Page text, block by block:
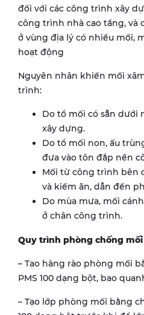
đối với các công trình xây
công trình nhà cao tầng, và
ở vùng địa lý có nhiều mối,
hoạt động
Nguyên nhân khiến mối
trình:
Do tổ mối có sẵn
xây dựng.
Do tổ mối non, ấu
đưa vào tôn đắp nền
Mối từ công trình bên
và kiếm ăn, dẫn đến
Do mùa mưa, mối
ở chân công trình.
Quy trình phòng chống
– Tạo hàng rào phòng mối
PMS 100 dạng bột, bao
– Tạo lớp phòng mối bằng